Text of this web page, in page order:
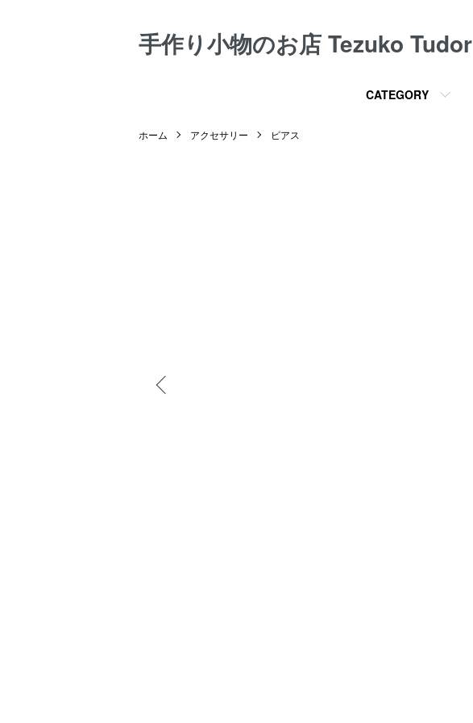
手作り小物のお店 Tezuko Tudor
CATEGORY
ホーム アクセサリー ピアス